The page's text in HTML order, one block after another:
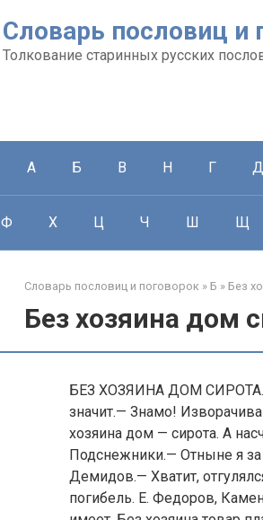
Словарь пословиц и
Толкование старинных русских
А Б В Н Г Д
Ф Х Ц Ч Ш Щ
Словарь пословиц и поговорок » Б » Без
Без хозяина дом
БЕЗ ХОЗЯИНА ДОМ
значит.— Знамо!
хозяина дом — сирота. А
Подснежники.— Отныне я за
Демидов.— Хватит,
погибель. Е. Федоров,